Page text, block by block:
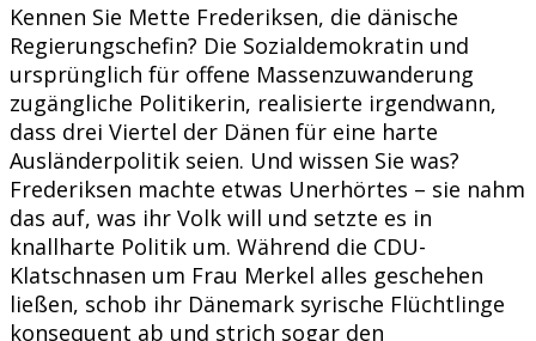
Kennen Sie Mette Frederiksen, die dänische
Regierungschefin? Die Sozialdemokratin und
ursprünglich für offene Massenzuwanderung
zugängliche Politikerin, realisierte irgendwann,
dass drei Viertel der Dänen für eine harte
Ausländerpolitik seien. Und wissen Sie was?
Frederiksen machte etwas Unerhörtes – sie nahm
das auf, was ihr Volk will und setzte es in
knallharte Politik um. Während die CDU-
Klatschnasen um Frau Merkel alles geschehen
ließen, schob ihr Dänemark syrische Flüchtlinge
konsequent ab und strich sogar den